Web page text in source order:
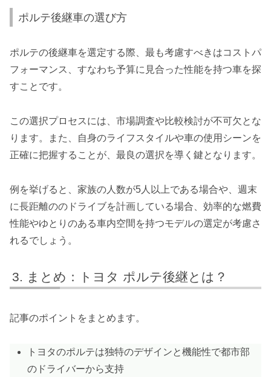
ポルテ後継車の選び方
ポルテの後継車を選定する際、最も考慮すべきはコストパ
フォーマンス、すなわち予算に見合った性能を持つ車を探
すことです。
この選択プロセスには、市場調査や比較検討が不可欠とな
ります。また、自身のライフスタイルや車の使用シーンを
正確に把握することが、最良の選択を導く鍵となります。
例を挙げると、家族の人数が5人以上である場合や、週末
に長距離ののドライブを計画している場合、効率的な燃費
性能やゆとりのある車内空間を持つモデルの選定が考慮さ
れるでしょう。
まとめ：トヨタ ポルテ後継とは？
記事のポイントをまとめます。
トヨタのポルテは独特のデザインと機能性で都市部
のドライバーから支持